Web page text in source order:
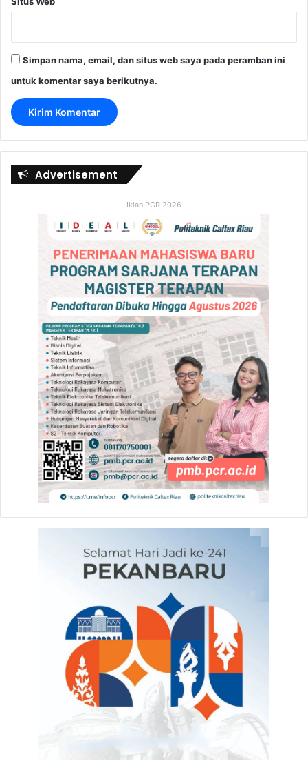
Simpan nama, email, dan situs web saya pada peramban ini
untuk komentar saya berikutnya.
Advertisement
Iklan PCR 2026